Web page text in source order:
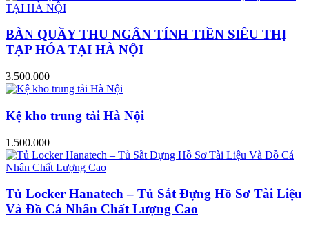
BÀN QUẦY THU NGÂN TÍNH TIỀN SIÊU THỊ
TẠP HÓA TẠI HÀ NỘI
3.500.000
Kệ kho trung tải Hà Nội
1.500.000
Tủ Locker Hanatech – Tủ Sắt Đựng Hồ Sơ Tài Liệu
Và Đồ Cá Nhân Chất Lượng Cao